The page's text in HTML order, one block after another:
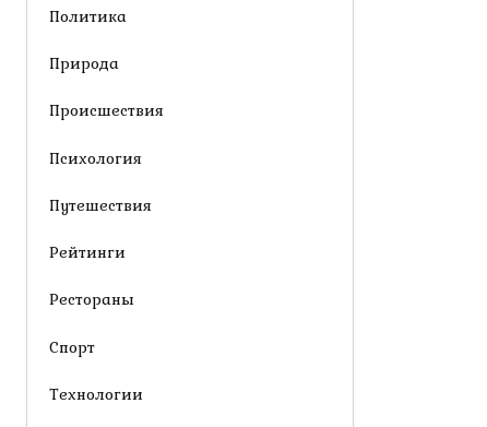
Политика
Природа
Происшествия
Психология
Путешествия
Рейтинги
Рестораны
Спорт
Технологии